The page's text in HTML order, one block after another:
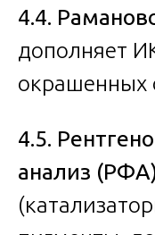
4.4.
дополняет
окрашенных
4.5.
анализ